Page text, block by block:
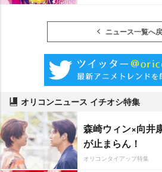
ニュース一覧へ
オリコンニュース イチオシ特集
森崎ウィン×向井
が止まらん！
オリコンタイアップ特集